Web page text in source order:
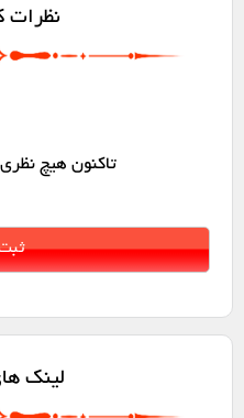
نظرات
تاکنون هیچ
لینک